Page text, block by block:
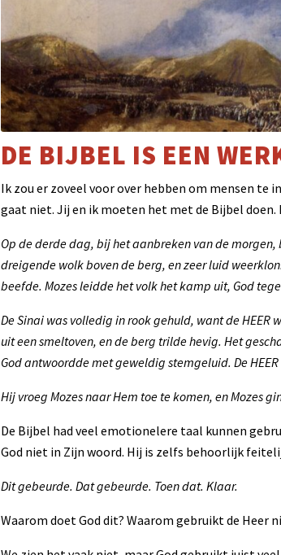
DE BIJBEL IS EEN
Ik zou er zoveel voor over hebben om mensen te
gaat niet. Jij en ik moeten het met de Bijbel
Op de derde dag, bij het aanbreken van de
dreigende wolk boven de berg, en zeer luid
beefde. Mozes leidde het volk het kamp uit, God
De Sinai was volledig in rook gehuld, want de
uit een smeltoven, en de berg trilde hevig. Het
God antwoordde met geweldig stemgeluid. De
Hij vroeg Mozes naar Hem toe te komen, en Mozes
De Bijbel had veel emotionelere taal kunnen
God niet in Zijn woord. Hij is zelfs behoorlijk
Dit gebeurde. Dat gebeurde. Toen dat. Klaar.
Waarom doet God dit? Waarom gebruikt de Heer